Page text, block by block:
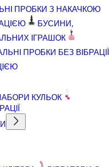
ПРОБКИ З НАКАЧКОЮ
БУСИНИ,
ІГРАШОК
ПРОБКИ БЕЗ ВІБРАЦІЇ
КУЛЬОК